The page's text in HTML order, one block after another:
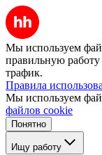
Мы используем
правильную работу
трафик.
Правила
Мы используем
файлов cookie
Понятно
Ищу работу